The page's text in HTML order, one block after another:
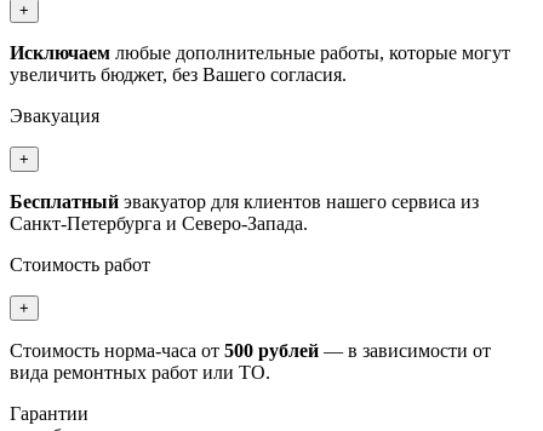
+
Исключаем любые дополнительные работы, которые могут
увеличить бюджет, без Вашего согласия.
Эвакуация
+
Бесплатный эвакуатор для клиентов нашего сервиса из
Санкт-Петербурга и Северо-Запада.
Стоимость работ
+
Стоимость норма-часа от 500 рублей — в зависимости от
вида ремонтных работ или ТО.
Гарантии